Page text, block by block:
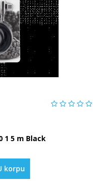
1 5 m Black
korpu